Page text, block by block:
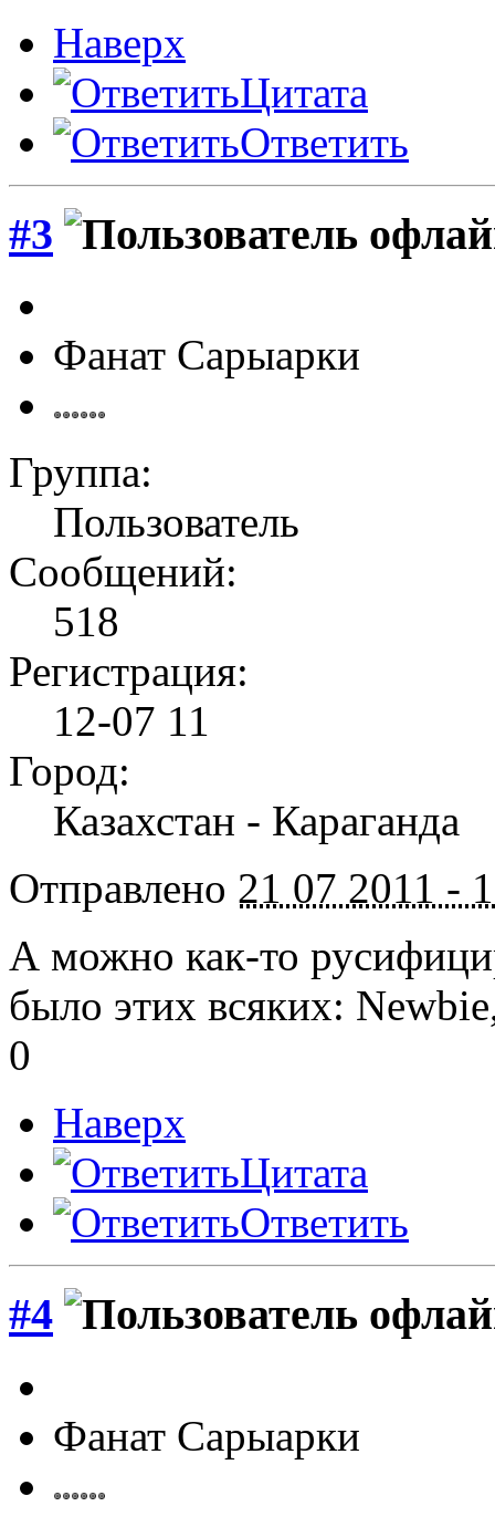
Наверх
Цитата
Ответить
#3
Фанат Сарыарки
Группа:
Пользователь
Сообщений:
518
Регистрация:
12-07 11
Город:
Казахстан - Караганда
Отправлено 21 07 2011 -
А можно как-то
было этих всяких:
0
Наверх
Цитата
Ответить
#4
Фанат Сарыарки